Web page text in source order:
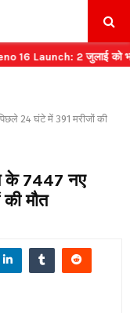
2 जुलाई को भारत में
24 घंटे में 391 मरीजों की
के 7447 नए
मौत